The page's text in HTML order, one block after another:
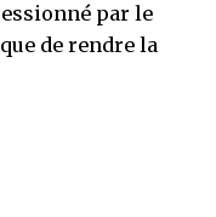
par le
de rendre la